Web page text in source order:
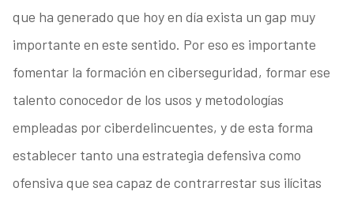
que ha generado que hoy en día exista un gap muy
importante en este sentido. Por eso es importante
fomentar la formación en ciberseguridad, formar ese
talento conocedor de los usos y metodologías
empleadas por ciberdelincuentes, y de esta forma
establecer tanto una estrategia defensiva como
ofensiva que sea capaz de contrarrestar sus ilícitas